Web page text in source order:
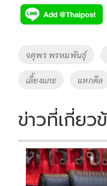
e
b
o
k
tt
er
p
y
n
k
Tags
จตุพร พรหมพันธุ์
เลี้ยงแกะ แหกดีล
ข่าวที่เกี่ยว